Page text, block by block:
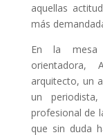
aquellas
más
En la mesa
orientadora,
arquitecto, un
un
profesional de
que sin duda